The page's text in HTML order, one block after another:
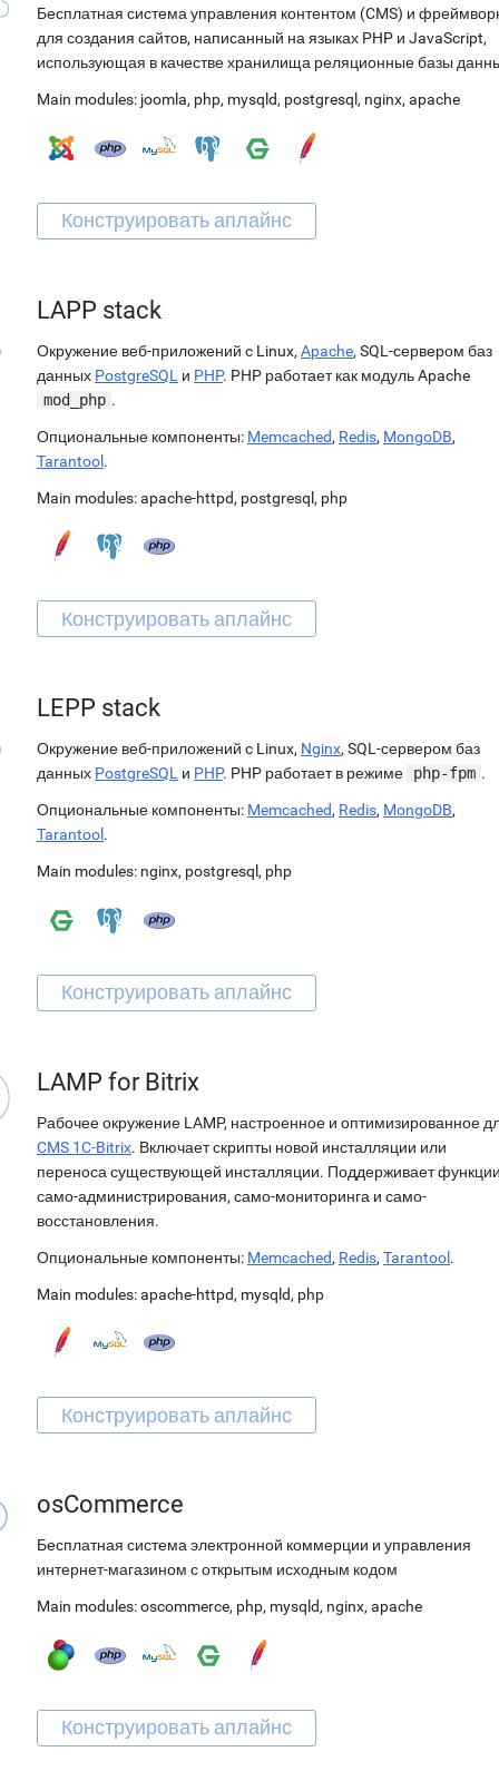
Бесплатная система управления контентом (CMS) и
для создания сайтов, написанный на языках PHP и JavaScript,
использующая в качестве хранилища реляционные базы
Main modules: joomla, php, mysqld, postgresql , nginx, apache
LAPP stack
Окружение веб-приложений c Linux, Apache, SQL-сервером баз
данных PostgreSQL и PHP. PHP работает как модуль Apache
mod_php .
Опциональные компоненты: Memcached, Redis, MongoDB,
Tarantool.
Main modules:apache-httpd, postgresql, php
LEPP stack
Окружение веб-приложений c Linux, Nginx, SQL-сервером баз
данных PostgreSQL и PHP. PHP работает в режиме php-fpm .
Опциональные компоненты: Memcached, Redis, MongoDB,
Tarantool .
Main modules: nginx, postgresql , php
LAMP for Bitrix
Рабочее окружение LAMP, настроенное и оптимизированное
CMS 1C-Bitrix. Включает скрипты новой инсталляции или
переноса существующей инсталляции. Поддерживает
само-администрирования, само-мониторинга и само-
восстановления.
Опциональные компоненты: Memcached, Redis, Tarantool.
Main modules:apache-httpd, mysqld, php
osCommerce
Бесплатная система электронной коммерции и управления
интернет-магазином с открытым исходным кодом
Main modules:oscommerce, php, mysqld, nginx, apache